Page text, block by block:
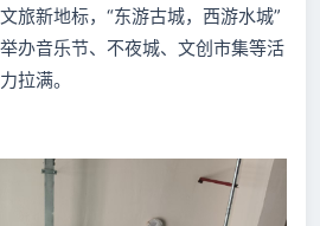
新地标，“东游古城，西游水城”
办音乐节、不夜城、文创市集等活
拉满。